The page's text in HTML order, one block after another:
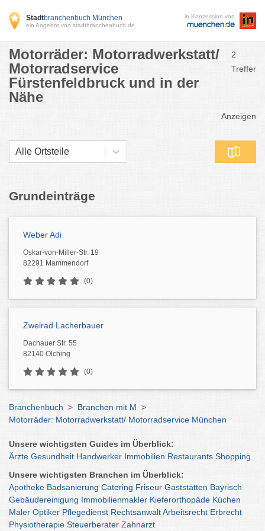
Stadtbranchenbuch München
ein Angebot von stadtbranchenbuch.de
in Konzession von
Motorräder: Motorradwerkstatt/
Motorradservice
Fürstenfeldbruck und in der
Nähe
2
Treffer
Anzeigen
Alle Ortsteile
Grundeinträge
Weber Adi
Oskar-von-Miller-Str. 19
82291 Mammendorf
(0)
Zweirad Lacherbauer
Dachauer Str. 55
82140 Olching
(0)
Branchenbuch > Branchen mit M >
Motorräder: Motorradwerkstatt/ Motorradservice München
Unsere wichtigsten Guides im Überblick:
Ärzte Gesundheit Handwerker Immobilien Restaurants Shopping
Unsere wichtigsten Branchen im Überblick:
Apotheke Badsanierung Catering Friseur Gaststätten Bayrisch
Gebäudereinigung Immobilienmakler Kieferorthopäde Küchen
Maler Optiker Pflegedienst RechtsanwaltArbeitsrecht Erbrecht
Physiotherapie Steuerberater Zahnarzt